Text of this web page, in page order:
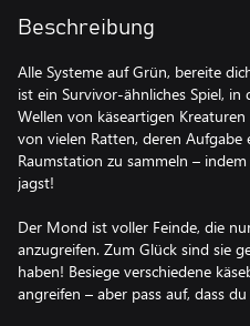
Beschreibung
Alle Systeme auf Grün, bereite
ist ein Survivor-ähnliches Spiel,
Wellen von käseartigen
von vielen Ratten, deren Aufgabe
Raumstation zu sammeln –
jagst!
Der Mond ist voller Feinde, die
anzugreifen. Zum Glück sind sie
haben! Besiege verschiedene
angreifen – aber pass auf, dass